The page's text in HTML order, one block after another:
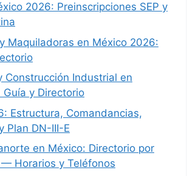
2026: Preinscripciones SEP y
Maquiladoras en México 2026:
Construcción Industrial en
y Directorio
Estructura, Comandancias,
Plan DN-III-E
en México: Directorio por
Horarios y Teléfonos